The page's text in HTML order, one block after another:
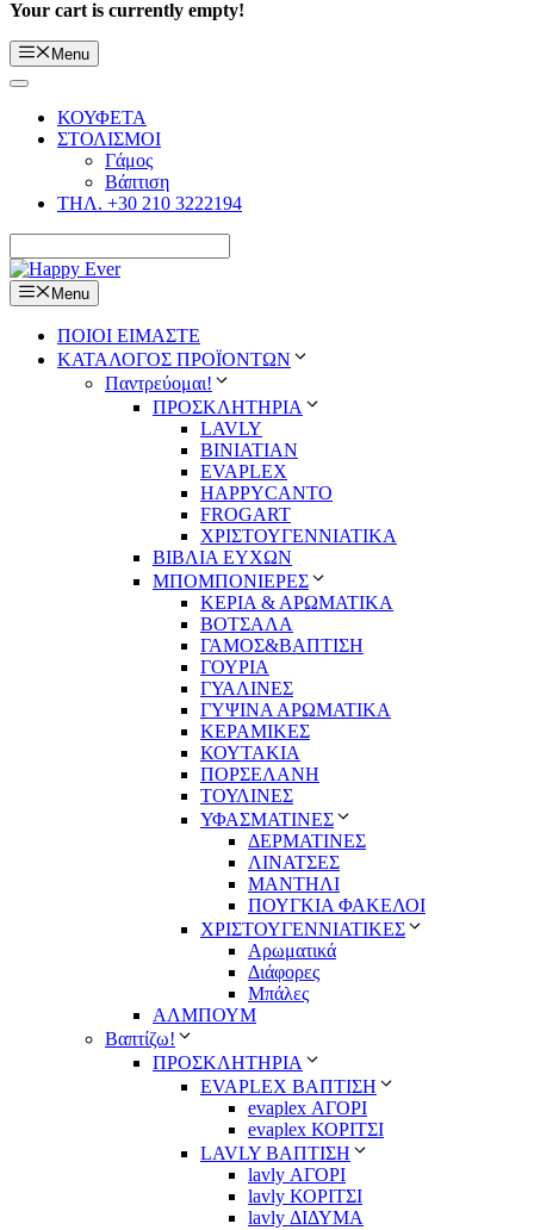
Your cart is currently empty!
Menu
ΚΟΥΦΕΤΑ
ΣΤΟΛΙΣΜΟΙ
Γάμος
Βάπτιση
ΤΗΛ. +30 210 3222194
Menu
ΠΟΙΟΙ ΕΙΜΑΣΤΕ
ΚΑΤΑΛΟΓΟΣ ΠΡΟΪΟΝΤΩΝ
Παντρεύομαι!
ΠΡΟΣΚΛΗΤΗΡΙΑ
LAVLY
BINIATIAN
EVAPLEX
HAPPYCANTO
FROGART
ΧΡΙΣΤΟΥΓΕΝΝΙΑΤΙΚΑ
ΒΙΒΛΙΑ ΕΥΧΩΝ
ΜΠΟΜΠΟΝΙΕΡΕΣ
ΚΕΡΙΑ & ΑΡΩΜΑΤΙΚΑ
ΒΟΤΣΑΛΑ
ΓΑΜΟΣ&ΒΑΠΤΙΣΗ
ΓΟΥΡΙΑ
ΓΥΑΛΙΝΕΣ
ΓΥΨΙΝΑ ΑΡΩΜΑΤΙΚΑ
ΚΕΡΑΜΙΚΕΣ
ΚΟΥΤΑΚΙΑ
ΠΟΡΣΕΛΑΝΗ
ΤΟΥΛΙΝΕΣ
ΥΦΑΣΜΑΤΙΝΕΣ
ΔΕΡΜΑΤΙΝΕΣ
ΛΙΝΑΤΣΕΣ
ΜΑΝΤΗΛΙ
ΠΟΥΓΚΙΑ ΦΑΚΕΛΟΙ
ΧΡΙΣΤΟΥΓΕΝΝΙΑΤΙΚΕΣ
Αρωματικά
Διάφορες
Μπάλες
ΑΛΜΠΟΥΜ
Βαπτίζω!
ΠΡΟΣΚΛΗΤΗΡΙΑ
EVAPLEX ΒΑΠΤΙΣΗ
evaplex ΑΓΟΡΙ
evaplex ΚΟΡΙΤΣΙ
LAVLY ΒΑΠΤΙΣΗ
lavly ΑΓΟΡΙ
lavly ΚΟΡΙΤΣΙ
lavly ΔΙΔΥΜΑ